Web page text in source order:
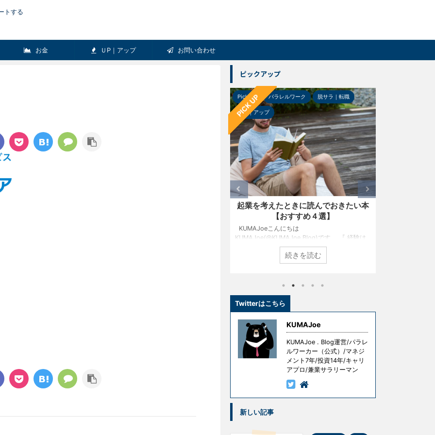
トする
お金 ＵP｜アップ お問い合わせ
ピックアップ
PICK UP
Pick-up パラレルワーク 脱サラ｜転職
ＵＰ｜アップ
起業を考えたときに読んでおきたい本
【おすすめ４選】
KUMAJoeこんにちは
KUMAJoe(@KUMAJoe.Blog)です。 『 経験は
最良の教師である 』という言葉をご存知でしょ
うか？ 名経営者として大きな成功を手にしてい
る創業者たちも、ずっと順風満帆な人生を送っ
し、失敗し、その経験を糧として這い上がり、
は続きがあります。 『 ただし授業料が高すぎ
る 』というものです。 失敗はコストです。成
功を手にするための試行錯誤や失敗には意味が
ありますが、無意味な ...
続きを読む
Twitterはこちら
KUMAJoe
KUMAJoe . Blog運営/パラレ
ルワーカー（公式）/マネジ
メント7年/投資14年/キャリ
アプロ/兼業サラリーマン
新しい記事